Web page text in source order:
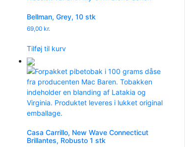
Bellman, Grey, 10 stk
69,00 kr.
Tilføj til kurv
Casa Carrillo, New Wave Connecticut
Brillantes, Robusto 1 stk